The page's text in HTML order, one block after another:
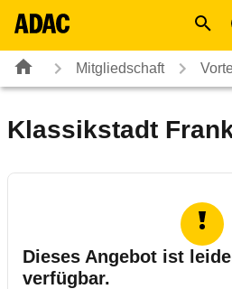
Mitgliedschaft
Klassikstadt
Dieses Angebot ist
verfügbar.